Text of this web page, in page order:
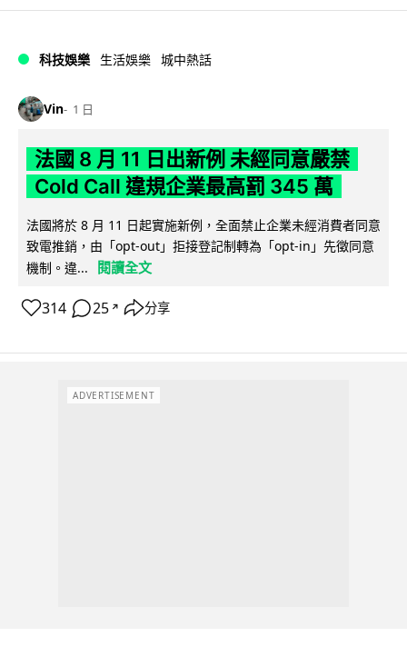
科技娛樂 生活娛樂 城中熱話
Vin 1 日
法國 8 月 11 日出新例 未經同意嚴禁
Cold Call 違規企業最高罰 345 萬
法國將於 8 月 11 日起實施新例，全面禁止企業未經消費者同意
致電推銷，由「opt-out」拒接登記制轉為「opt-in」先徵同意
機制。違...
閱讀全文
314 25 ↗ 分享
ADVERTISEMENT